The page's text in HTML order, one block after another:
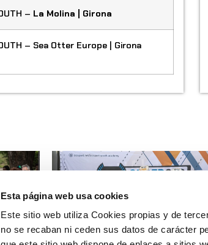
Esta página web usa cookies
Este sitio web utiliza Cookies propias y de
no se recaban ni ceden sus datos de carácter
– La Molina | Girona
– Sea Otter Europe | Girona